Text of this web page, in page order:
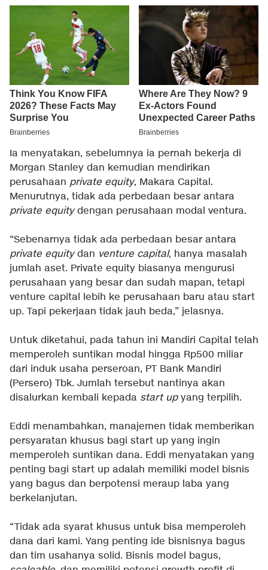
Ia menyatakan, sebelumnya ia pernah bekerja di
Morgan Stanley dan kemudian mendirikan
perusahaan private equity, Makara Capital.
Menurutnya, tidak ada perbedaan besar antara
private equitydengan perusahaan modal ventura.
“Sebenarnya tidak ada perbedaan besar antara
private equitydan venture capital, hanya masalah
jumlah aset. Private equity biasanya mengurusi
perusahaan yang besar dan sudah mapan, tetapi
venture capital lebih ke perusahaan baru atau start
up. Tapi pekerjaan tidak jauh beda,” jelasnya.
Untuk diketahui, pada tahun ini Mandiri Capital telah
memperoleh suntikan modal hingga Rp500 miliar
dari induk usaha perseroan, PT Bank Mandiri
(Persero) Tbk. Jumlah tersebut nantinya akan
disalurkan kembali kepada start upyang terpilih.
Eddi menambahkan, manajemen tidak memberikan
persyaratan khusus bagi start up yang ingin
memperoleh suntikan dana. Eddi menyatakan yang
penting bagi start up adalah memiliki model bisnis
yang bagus dan berpotensi meraup laba yang
berkelanjutan.
“Tidak ada syarat khusus untuk bisa memperoleh
dana dari kami. Yang penting ide bisnisnya bagus
dan tim usahanya solid. Bisnis model bagus,